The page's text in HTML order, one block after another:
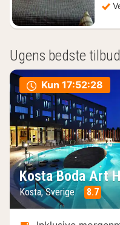
Ugens bedste tilbud
Kun 17:52:27
Kosta Boda Art
Kosta, Sverige 8.7